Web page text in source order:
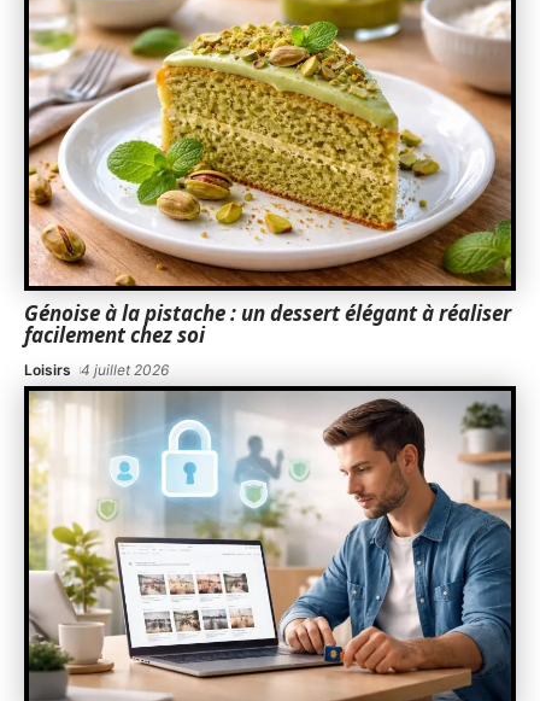
Génoise à la pistache : un dessert élégant à réaliser
facilement chez soi
Loisirs 4 juillet 2026